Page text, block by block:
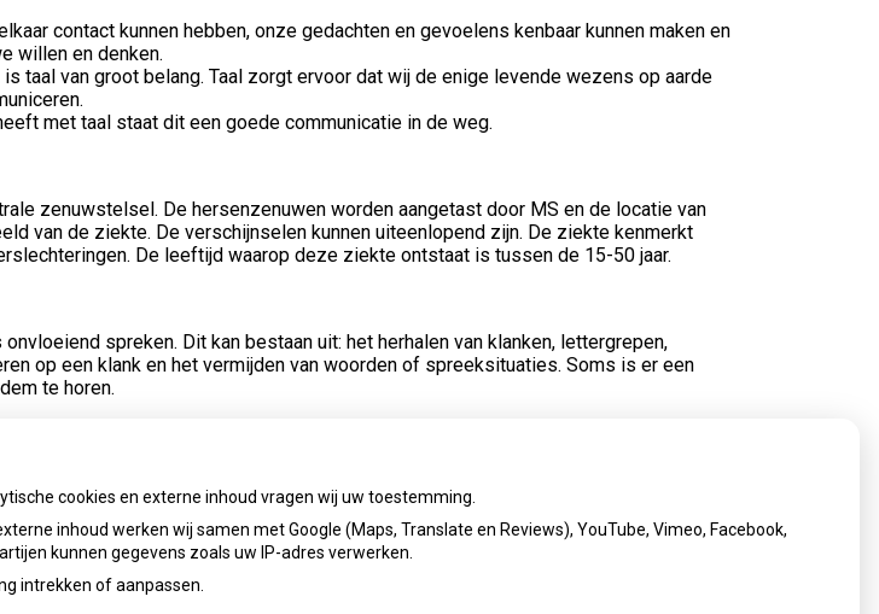
contact kunnen hebben, onze gedachten en gevoelens kenbaar kunnen maken en
willen en denken.
taal van groot belang. Taal zorgt ervoor dat wij de enige levende wezens op aarde
met taal staat dit een goede communicatie in de weg.
zenuwstelsel. De hersenzenuwen worden aangetast door MS en de locatie van
van de ziekte. De verschijnselen kunnen uiteenlopend zijn. De ziekte kenmerkt
De leeftijd waarop deze ziekte ontstaat is tussen de 15-50 jaar.
spreken. Dit kan bestaan uit: het herhalen van klanken, lettergrepen,
op een klank en het vermijden van woorden of spreeksituaties. Soms is er een
te horen.
zijn: mondademen, verkeerd slikken en duim-, speen en vingerzuigen. Deze
elkaar zijn of elkaar in stand houden.
cookies en externe inhoud vragen wij uw toestemming.
inhoud werken wij samen met Google (Maps, Translate en Reviews), YouTube, Vimeo, Facebook,
kunnen gegevens zoals uw IP-adres verwerken.
intrekken of aanpassen.